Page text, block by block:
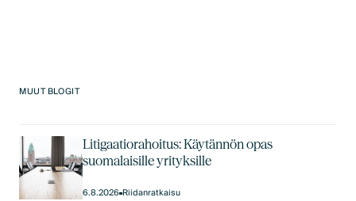
MUUT BLOGIT
Litigaatiorahoitus: Käytännön opas
suomalaisille yrityksille
6.8.2026Riidanratkaisu